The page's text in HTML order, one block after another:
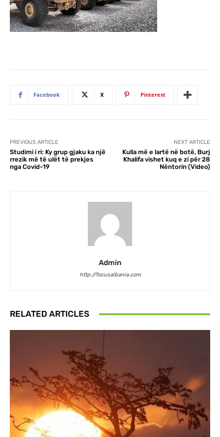
Facebook X Pinterest
PREVIOUS ARTICLE
Studimi i ri: Ky grup gjaku ka një
rrezik më të ulët të prekjes
nga Covid-19
NEXT ARTICLE
Kulla më e lartë në botë, Burj
Khalifa vishet kuq e zi për 28
Nëntorin (Video)
Admin
http://focusalbania.com
RELATED ARTICLES